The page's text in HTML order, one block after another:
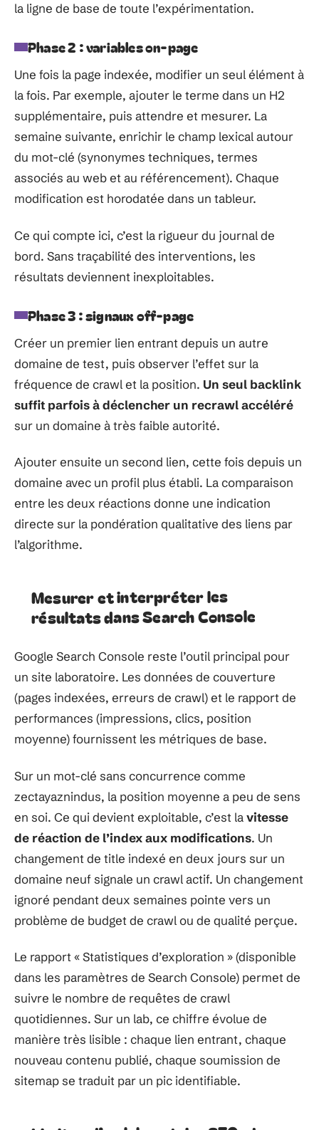
la ligne de base de toute l’expérimentation.
Phase 2 : variables on-page
Une fois la page indexée, modifier un seul élément à
la fois. Par exemple, ajouter le terme dans un H2
supplémentaire, puis attendre et mesurer. La
semaine suivante, enrichir le champ lexical autour
du mot-clé (synonymes techniques, termes
associés au web et au référencement). Chaque
modification est horodatée dans un tableur.
Ce qui compte ici, c’est la rigueur du journal de
bord. Sans traçabilité des interventions, les
résultats deviennent inexploitables.
Phase 3 : signaux off-page
Créer un premier lien entrant depuis un autre
domaine de test, puis observer l’effet sur la
fréquence de crawl et la position. Un seul backlink
suffit parfois à déclencher un recrawl accéléré
sur un domaine à très faible autorité.
Ajouter ensuite un second lien, cette fois depuis un
domaine avec un profil plus établi. La comparaison
entre les deux réactions donne une indication
directe sur la pondération qualitative des liens par
l’algorithme.
Mesurer et interpréter les
résultats dans Search Console
Google Search Console reste l’outil principal pour
un site laboratoire. Les données de couverture
(pages indexées, erreurs de crawl) et le rapport de
performances (impressions, clics, position
moyenne) fournissent les métriques de base.
Sur un mot-clé sans concurrence comme
zectayaznindus, la position moyenne a peu de sens
en soi. Ce qui devient exploitable, c’est lavitesse
de réaction de l’index aux modifications. Un
changement de title indexé en deux jours sur un
domaine neuf signale un crawl actif. Un changement
ignoré pendant deux semaines pointe vers un
problème de budget de crawl ou de qualité perçue.
Le rapport « Statistiques d’exploration » (disponible
dans les paramètres de Search Console) permet de
suivre le nombre de requêtes de crawl
quotidiennes. Sur un lab, ce chiffre évolue de
manière très lisible : chaque lien entrant, chaque
nouveau contenu publié, chaque soumission de
sitemap se traduit par un pic identifiable.